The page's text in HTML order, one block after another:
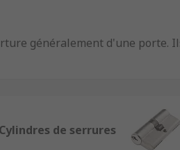
généralement d'une porte.
large gamme d'applications.
Cylindres de serrures